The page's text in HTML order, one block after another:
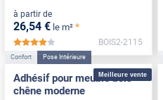
à partir de
26,54 € le m² *
*****
BOIS2-2115
Meilleure vente
Confort Pose Intérieure
Adhésif pour meuble bois
chêne moderne